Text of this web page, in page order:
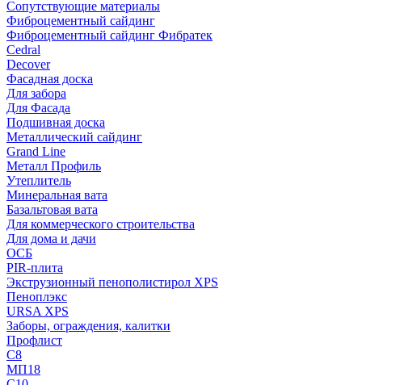
Сопутствующие материалы
Фиброцементный сайдинг
Фиброцементный сайдинг Фибратек
Cedral
Decover
Фасадная доска
Для забора
Для Фасада
Подшивная доска
Металлический сайдинг
Grand Line
Металл Профиль
Утеплитель
Минеральная вата
Базальтовая вата
Для коммерческого строительства
Для дома и дачи
ОСБ
PIR-плита
Экструзионный пенополистирол XPS
Пеноплэкс
URSA XPS
Заборы, ограждения, калитки
Профлист
С8
МП18